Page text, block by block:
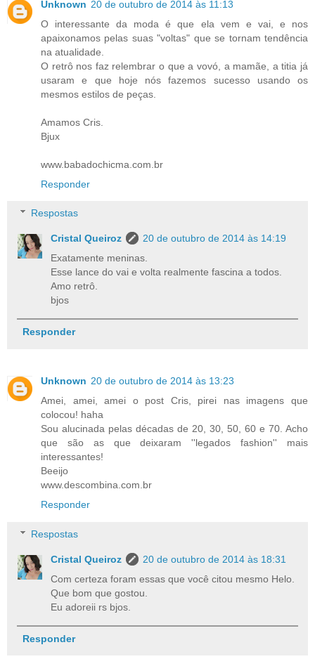
Unknown 20 de outubro de 2014 às 11:13
O interessante da moda é que ela vem e vai, e nos
apaixonamos pelas suas "voltas" que se tornam tendência
na atualidade.
O retrô nos faz relembrar o que a vovó, a mamãe, a titia já
usaram e que hoje nós fazemos sucesso usando os
mesmos estilos de peças.
Amamos Cris.
Bjux
www.babadochicma.com.br
Responder
Respostas
Cristal Queiroz
20 de outubro de 2014 às 14:19
Exatamente meninas.
Esse lance do vai e volta realmente fascina a todos.
Amo retrô.
bjos
Responder
Unknown 20 de outubro de 2014 às 13:23
Amei, amei, amei o post Cris, pirei nas imagens que
colocou! haha
Sou alucinada pelas décadas de 20, 30, 50, 60 e 70. Acho
que são as que deixaram ''legados fashion'' mais
interessantes!
Beeijo
www.descombina.com.br
Responder
Respostas
Cristal Queiroz
20 de outubro de 2014 às 18:31
Com certeza foram essas que você citou mesmo Helo.
Que bom que gostou.
Eu adoreii rs bjos.
Responder